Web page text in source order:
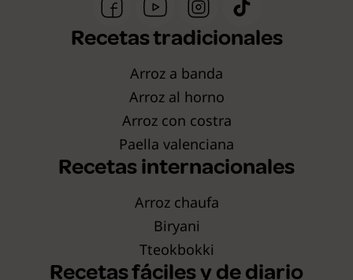
Recetas tradicionales
Arroz a banda
Arroz al horno
Arroz con costra
Paella valenciana
Recetas internacionales
Arroz chaufa
Biryani
Tteokbokki
Recetas fáciles y de diario